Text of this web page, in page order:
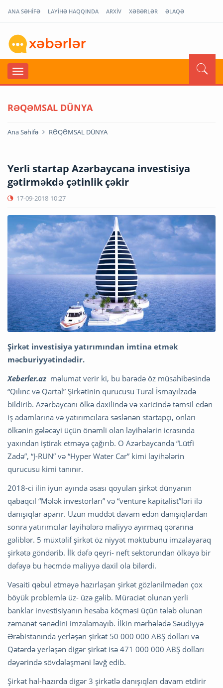
ANA SƏHİFƏ LAYİHƏ HAQQINDA ARXİV XƏBƏRLƏR ƏLAQƏ
RƏQƏMSAL DÜNYA
Ana Səhifə RƏQƏMSAL DÜNYA
Yerli startap Azərbaycana investisiya
gətirməkdə çətinlik çəkir
17-09-2018 10:27
Şirkət investisiya yatırımından imtina etmək
məcburiyyətindədir.
Xeberler.az məlumat verir ki, bu barədə öz müsahibəsində
“Qılınc və Qartal” Şirkətinin qurucusu Tural İsmayılzadə
bildirib. Azərbaycanı ölkə daxilində və xaricində təmsil edən
iş adamlarına və yatırımcılara səslənən startapçı, onları
ölkənin gələcəyi üçün önəmli olan layihələrin icrasında
yaxından iştirak etməyə çağırıb. O Azərbaycanda “Lütfi
Zadə”, “J-RUN” və “Hyper Water Car” kimi layihələrin
qurucusu kimi tanınır.
2018-ci ilin iyun ayında əsası qoyulan şirkət dünyanın
qabaqcıl “Mələk investorları” və “venture kapitalist”ləri ilə
danışıqlar aparır. Uzun müddət davam edən danışıqlardan
sonra yatırımcılar layihələrə maliyyə ayırmaq qərarına
gəliblər. 5 müxtəlif şirkət öz niyyət məktubunu imzalayaraq
şirkətə göndərib. İlk dəfə qeyri- neft sektorundan ölkəyə bir
dəfəyə bu həcmdə maliyyə daxil ola bilərdi.
Vəsaiti qəbul etməyə hazırlaşan şirkət gözlənilmədən çox
böyük problemlə üz- üzə gəlib. Müraciət olunan yerli
banklar investisiyanın hesaba köçməsi üçün tələb olunan
zəmanət sənədini imzalamayıb. İlkin mərhələdə Səudiyyə
Ərəbistanında yerləşən şirkət 50 000 000 ABŞ dolları və
Qətərdə yerləşən digər şirkət isə 471 000 000 ABŞ dolları
dəyərində sövdələşməni ləvğ edib.
Şirkət hal-hazırda digər 3 şirkətlə danışıqları davam etdirir